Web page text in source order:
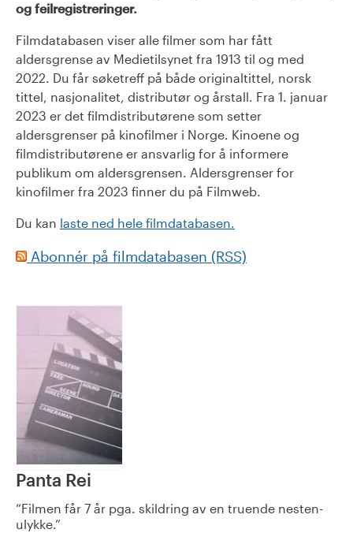
og feilregistreringer.
Filmdatabasen viser alle filmer som har fått
aldersgrense av Medietilsynet fra 1913 til og med
2022. Du får søketreff på både originaltittel, norsk
tittel, nasjonalitet, distributør og årstall. Fra 1. januar
2023 er det filmdistributørene som setter
aldersgrenser på kinofilmer i Norge. Kinoene og
filmdistributørene er ansvarlig for å informere
publikum om aldersgrensen. Aldersgrenser for
kinofilmer fra 2023 finner du på Filmweb.
Du kan laste ned hele filmdatabasen.
Abonnér på filmdatabasen (RSS)
Panta Rei
Filmen får 7 år pga. skildring av en truende nesten-
ulykke.